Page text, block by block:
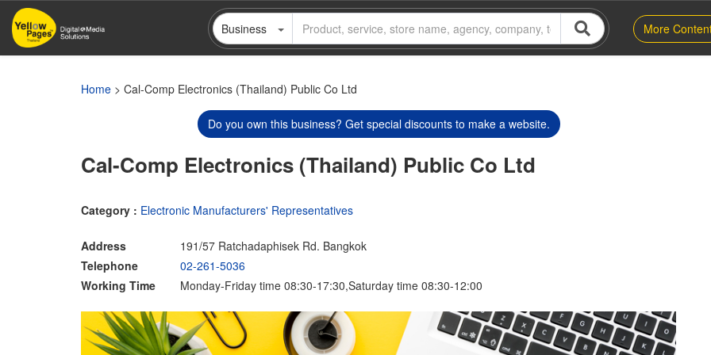
Skip
main
Business More
Home > Cal-Comp Electronics (Thailand) Public Co Ltd
Do you own this business? Get special discounts to make a website.
Cal-Comp Electronics (Thailand) Public Co Ltd
Category : Electronic Manufacturers' Representatives
Address
191/57 Ratchadaphisek Rd. Bangkok
Telephone
02-261-5036
Working Time
Monday-Friday time 08:30-17:30,Saturday time 08:30-12:00